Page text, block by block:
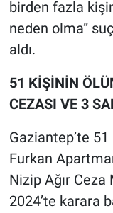
birden fazla
neden olma”
aldı.
51 KİŞİNİN
CEZASI VE 3
Gaziantep’te
Furkan
Nizip Ağır
2024’te karara